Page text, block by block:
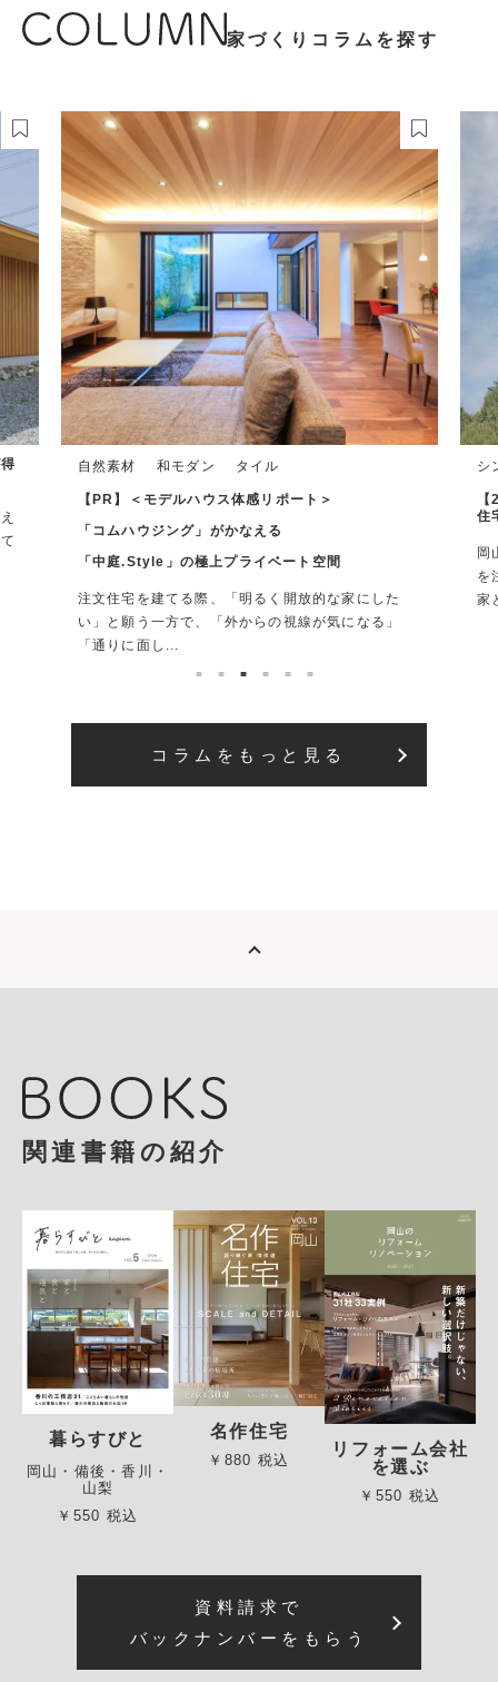
家づくりコラムを探す
シンプル 自然素材
【2026年版】未来に受け継ぎたい岡山の名作注文
岡山で活躍する住宅会社25社が、技術とデザイン力
家とは...
コラムをもっと見る
関連書籍の紹介
暮らすびと
岡山・備後・香川・
山梨
￥550 税込
名作住宅
￥880 税込
リフォーム会社
を選ぶ
￥550 税込
資料請求で
バックナンバーをもらう